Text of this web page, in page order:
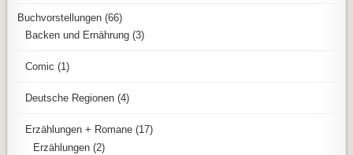
Buchvorstellungen (66)
Backen und Ernährung (3)
Comic (1)
Deutsche Regionen (4)
Erzählungen + Romane (17)
Erzählungen (2)